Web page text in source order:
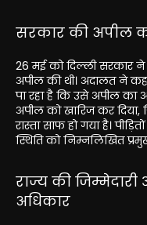
सरकार की अपील
26 मई को दिल्ली सरकार
अपील की थी। अदालत ने
पा रहा है कि उसे अपील का
अपील को खारिज कर
रास्ता साफ हो गया है।
स्थिति को निम्नलिखित
राज्य की
अधिकार